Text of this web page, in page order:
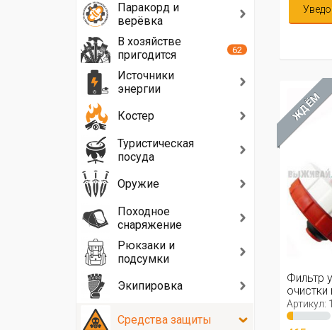
ЖДЁМ
Фильтр
Артикул:
Паракорд и
верёвка
В хозяйстве
пригодится
62
Источники
энергии
Костер
Туристическая
посуда
Оружие
Походное
снаряжение
Рюкзаки и
подсумки
Экипировка
Средства защиты